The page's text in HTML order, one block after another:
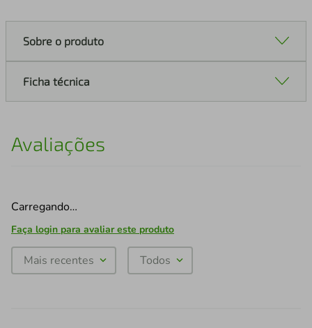
Sobre o produto
Ficha técnica
Avaliações
Carregando…
Faça login para avaliar este produto
Mais recentes Todos